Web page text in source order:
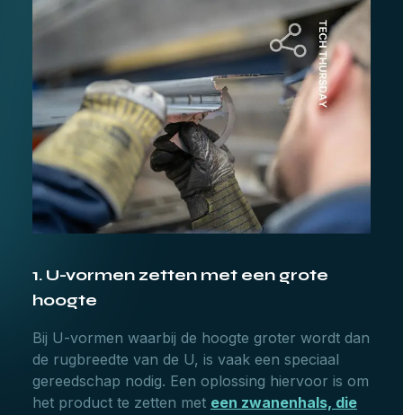
1. U-vormen zetten met een grote
hoogte
Bij U-vormen waarbij de hoogte groter wordt dan
de rugbreedte van de U, is vaak een speciaal
gereedschap nodig. Een oplossing hiervoor is om
het product te zetten met een zwanenhals, die